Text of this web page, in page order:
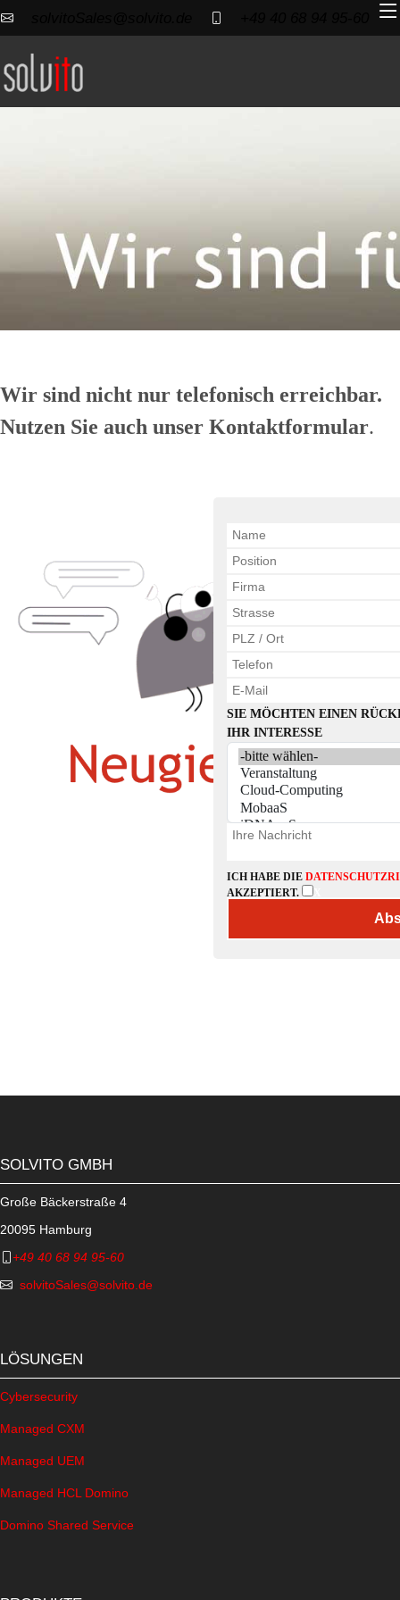
Wir sind nicht nur telefonisch erreichbar.
Nutzen Sie auch unser Kontaktformular.
SIE MÖCHTEN EINEN
IHR INTERESSE
ICH HABE DIE
AKZEPTIERT.
SOLVITO GMBH
Große Bäckerstraße 4
20095 Hamburg
+49 40 68 94 95-60
solvitoSales@solvito.de
LÖSUNGEN
Cybersecurity
Managed CXM
Managed UEM
Managed HCL Domino
Domino Shared Service